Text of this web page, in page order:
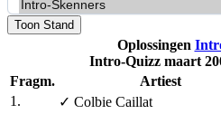
Toon Stand
Oplossingen
Intro-Quizz maart
Fragm.
Artiest
1.
✓ Colbie Caillat